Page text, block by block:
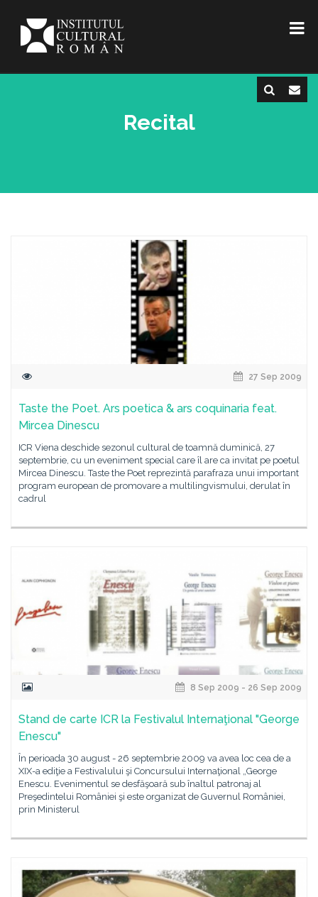
Recital
27 Sep 2009
Taste the Poet. Ars poetica & ars coquinaria feat.
Mircea Dinescu
ICR Viena deschide sezonul cultural de toamnă duminică, 27
septembrie, cu un eveniment special care îl are ca invitat pe poetul
Mircea Dinescu. Taste the Poet reprezintă parafraza unui important
program european de promovare a multilingvismului, derulat în
cadrul
8 Sep 2009 - 26 Sep 2009
Stand de carte ICR la Festivalul Internaţional "George
Enescu"
În perioada 30 august - 26 septembrie 2009 va avea loc cea de a
XIX-a ediţie a Festivalului şi Concursului Internaţional „George
Enescu. Evenimentul se desfăşoară sub înaltul patronaj al
Preşedintelui României şi este organizat de Guvernul României,
prin Ministerul